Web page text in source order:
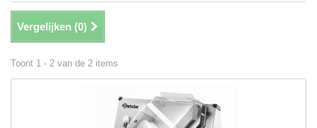
Vergelijken (0)
Toont 1 - 2 van de 2 items